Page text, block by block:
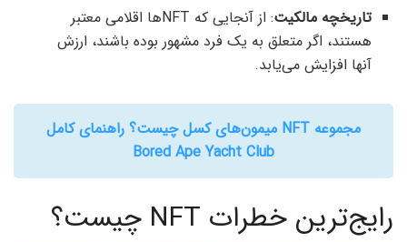
تاریخچه مالکیت
: از آنجایی که NFTها اقلامی معتبر
هستند، اگر متعلق به یک فرد مشهور بوده باشند، ارزش
آنها افزایش می‌یابد.
مجموعه NFT میمون‌های کسل چیست؟ راهنمای کامل
Bored Ape Yacht Club
رایج‌ترین خطرات NFT چیست؟